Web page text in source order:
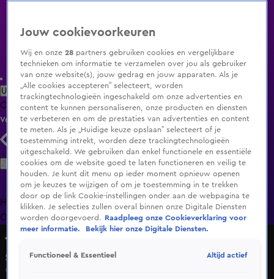
Uitzending Gemist Populaire programma's Zenders Genres
ClipsFilmsRadioSmart TV inlogShop
Volg KIJK
Zoeken
HomeUitzending Gemist Programma's De Bondgenoten
OranjezomerLivestreamsShop
Top 10
Seizoen 1, aflevering 11
9 dec 2024, 08:00
Jouw cookievoorkeuren
Wij en onze28 partners gebruiken cookies en vergelijkbare
technieken om informatie te verzamelen over jou als gebruiker
van onze website(s), jouw gedrag en jouw apparaten. Als je
„Alle cookies accepteren” selecteert, worden
trackingtechnologieën ingeschakeld om onze advertenties en
content te kunnen personaliseren, onze producten en diensten
te verbeteren en om de prestaties van advertenties en content
te meten. Als je „Huidige keuze opslaan” selecteert of je
toestemming intrekt, worden deze trackingtechnologieën
uitgeschakeld. We gebruiken dan enkel functionele en essentiële
cookies om de website goed te laten functioneren en veilig te
houden. Je kunt dit menu op ieder moment opnieuw openen
om je keuzes te wijzigen of om je toestemming in te trekken
door op de link Cookie-instellingen onder aan de webpagina te
klikken. Je selecties zullen overal binnen onze Digitale Diensten
worden doorgevoerd.
Raadpleeg onze Cookieverklaring voor
meer informatie.
Bekijk hier onze Digitale Diensten.
Functioneel & Essentieel Altijd actief